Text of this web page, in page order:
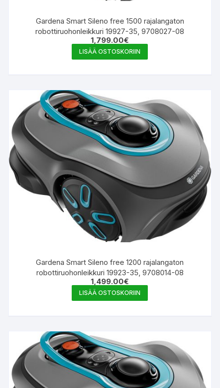
Gardena Smart Sileno free 1500 rajalangaton
robottiruohonleikkuri 19927-35, 9708027-08
1,799.00€
LISÄÄ OSTOSKORIIN
Gardena Smart Sileno free 1200 rajalangaton
robottiruohonleikkuri 19923-35, 9708014-08
1,499.00€
LISÄÄ OSTOSKORIIN